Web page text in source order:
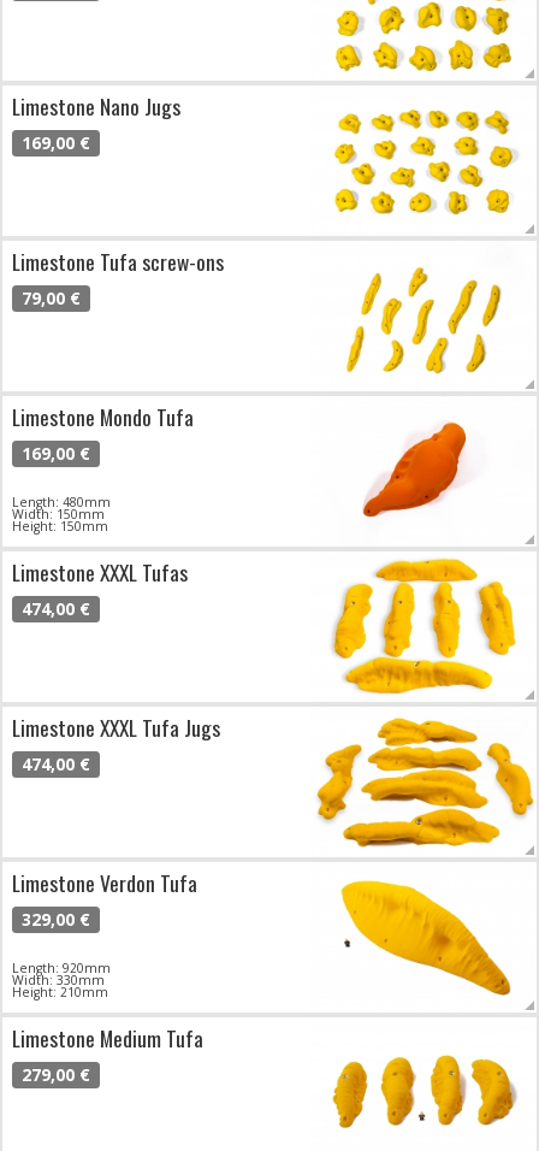
Limestone Nano Jugs
169,00 €
Limestone Tufa screw-ons
79,00 €
Limestone Mondo Tufa
169,00 €
Length: 480mm
Width: 150mm
Height: 150mm
Limestone XXXL Tufas
474,00 €
Limestone XXXL Tufa Jugs
474,00 €
Limestone Verdon Tufa
329,00 €
Length: 920mm
Width: 330mm
Height: 210mm
Limestone Medium Tufa
279,00 €